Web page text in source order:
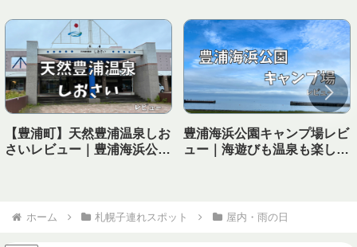
【豊浦町】天然豊浦温泉しお
さいレビュー｜豊浦海浜公園
豊浦海浜公園キャンプ場レビ
ュー｜海遊びも温泉も楽しめ
ホーム 札幌子連れスポット 屋内・雨の日